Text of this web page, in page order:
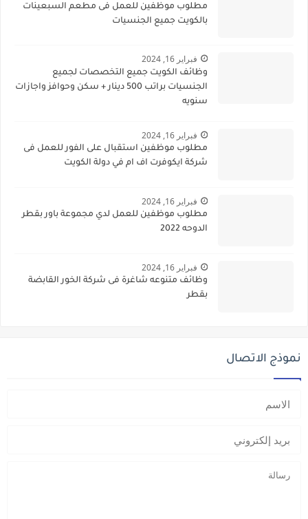
مطلوب موظفين للعمل فى مطعم السبعينات
بالكويت جميع الجنسيات
فبراير 16, 2024
وظائف الكويت جميع التخصصات لجميع
الجنسيات براتب 500 دينار + سكن وحوافز واجازات
سنويه
فبراير 16, 2024
مطلوب موظفين استقبال على الفور للعمل فى
شركة ايكوفرت اف ام في دولة الكويت
فبراير 16, 2024
مطلوب موظفين للعمل لدي مجموعة باور بقطر
الدوحه 2022
فبراير 16, 2024
وظائف متنوعه شاغرة فى شركة الخور القابضة
بقطر
نموذج الاتصال